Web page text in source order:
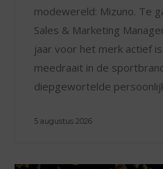
modewereld: Mizuno. Te
Sales & Marketing
jaar voor het merk actief
meedraait in de
diepgewortelde
5 augustus 2026